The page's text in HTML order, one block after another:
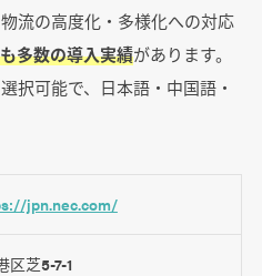
流の高度化・多様化への対応
多数の導入実績があります。
択可能で、日本語・中国語・
jpn.nec.com/
区芝5-7-1